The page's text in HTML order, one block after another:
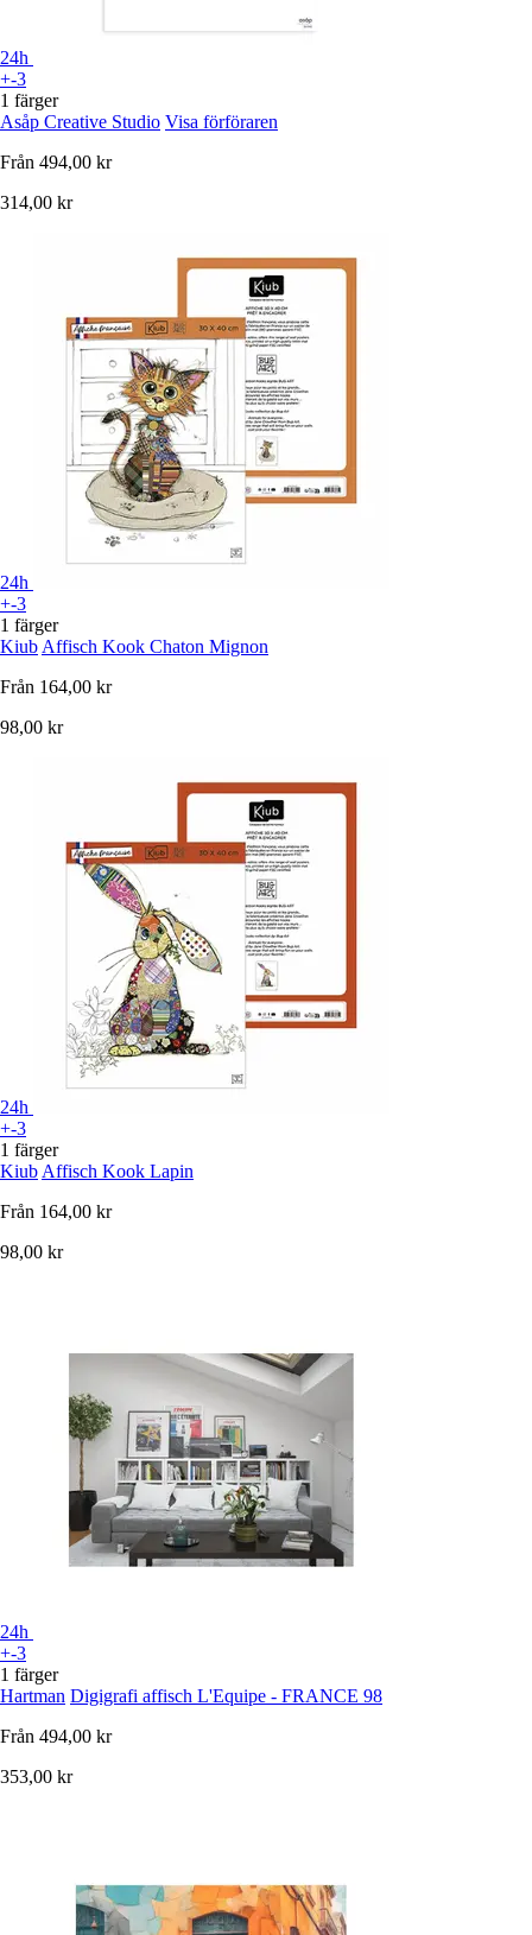
24h
+-3
1 färger
Asåp Creative Studio Visa förföraren
Från 494,00 kr
314,00 kr
24h
+-3
1 färger
Kiub Affisch Kook Chaton Mignon
Från 164,00 kr
98,00 kr
24h
+-3
1 färger
Kiub Affisch Kook Lapin
Från 164,00 kr
98,00 kr
24h
+-3
1 färger
Hartman Digigrafi affisch L'Equipe - FRANCE 98
Från 494,00 kr
353,00 kr